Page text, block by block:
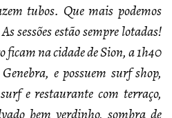
tubos. Que mais podemos
sessões estão sempre lotadas!
ficam na cidade de Sion, a 1h40
e possuem surf shop,
e restaurante com terraço,
bem verdinho, sombra de